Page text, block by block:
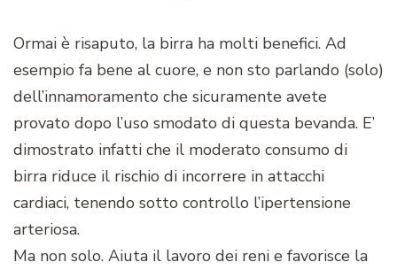
Ormai è risaputo, la birra ha molti benefici. Ad
esempio fa bene al cuore, e non sto parlando (solo)
dell’innamoramento che sicuramente avete
provato dopo l’uso smodato di questa bevanda. E’
dimostrato infatti che il moderato consumo di
birra riduce il rischio di incorrere in attacchi
cardiaci, tenendo sotto controllo l’ipertensione
arteriosa.
Ma non solo. Aiuta il lavoro dei reni e favorisce la